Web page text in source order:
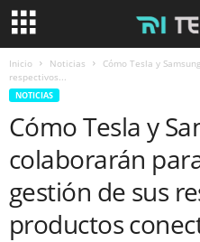
Inicio Noticias
Cómo Tesla y
respectivos...
NOTICIAS
Cómo Tesla y
colaborarán
gestión de sus
productos